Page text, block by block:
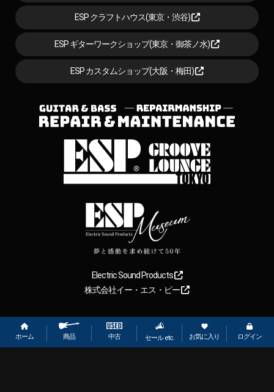
ホーム 商品 中古 セール etc. お気に入り ログイン
ESP クラフトハウス(東京・渋谷)
ESP ギターワークショップ(東京・御茶ノ水)
ESP カスタムショップ(大阪・梅田)
Electric Sound Products
株式会社イー・エス・ピー
Copyright 2026【ESP直営】BIGBOSS オンラインマーケット(ギター＆
ベース). All rights reserved.